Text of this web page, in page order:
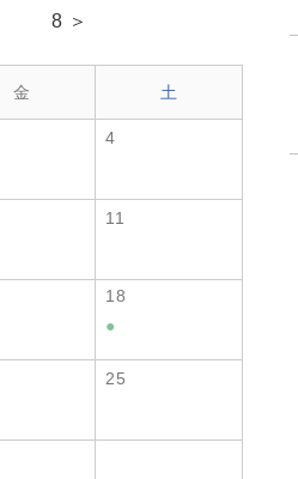
8 ＞
金 土
4
11
18
●
25